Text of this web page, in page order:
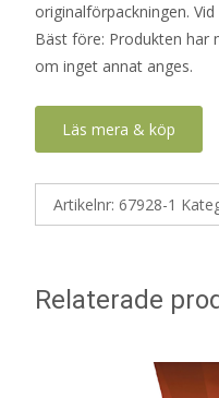
originalförpackningen.
Bäst före: Produkten har
om inget annat anges.
Läs mera & köp
Artikelnr: 67928-1
Relaterade